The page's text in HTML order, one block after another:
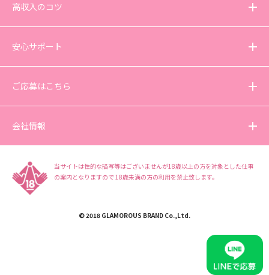
高収入のコツ
安心サポート
ご応募はこちら
会社情報
当サイトは性的な描写等はございませんが18歳以上の方を対象とした仕事
の案内となりますので18歳未満の方の利用を禁止致します。
© 2018 GLAMOROUS BRAND Co.,Ltd.